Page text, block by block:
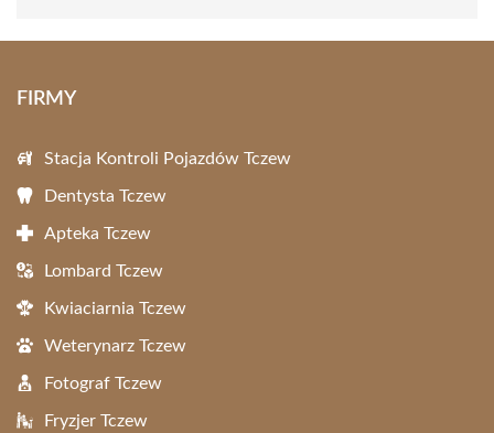
FIRMY
Stacja Kontroli Pojazdów Tczew
Dentysta Tczew
Apteka Tczew
Lombard Tczew
Kwiaciarnia Tczew
Weterynarz Tczew
Fotograf Tczew
Fryzjer Tczew